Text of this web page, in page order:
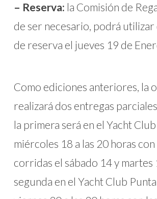
– Reserva: la Comisión de
de ser necesario, podrá utilizar
de reserva el jueves 19 de
Como ediciones anteriores, la
realizará dos entregas
la primera será en el Yacht
miércoles 18 a las 20 horas
corridas el sábado 14 y martes
segunda en el Yacht Club